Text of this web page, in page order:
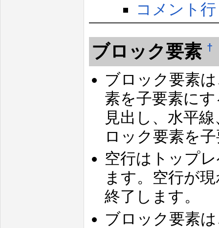
コメント行
ブロック要素 †
ブロック要素
素を子要素に
見出し、水平
ロック要素を
空行はトップ
ます。空行が
終了します。
ブロック要素